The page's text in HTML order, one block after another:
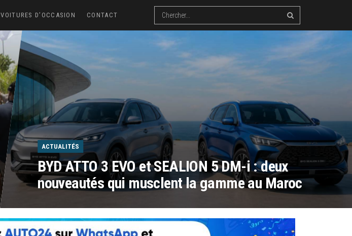
VOITURES D’OCCASION CONTACT
ACTUALITÉS
BYD ATTO 3 EVO et SEALION 5 DM-i : deux
nouveautés qui musclent la gamme au Maroc